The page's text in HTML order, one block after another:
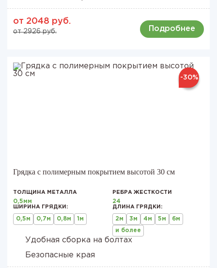
от 2048 руб.
от 2926 руб. Подробнее
-30%
Грядка с полимерным покрытием высотой 30 см
ТОЛЩИНА МЕТАЛЛА
0,5мм
РЕБРА ЖЕСТКОСТИ
24
ШИРИНА ГРЯДКИ:
0,5м 0,7м 0,8м 1м
ДЛИНА ГРЯДКИ:
2м 3м 4м 5м 6м
и более
Удобная сборка на болтах
Безопасные края